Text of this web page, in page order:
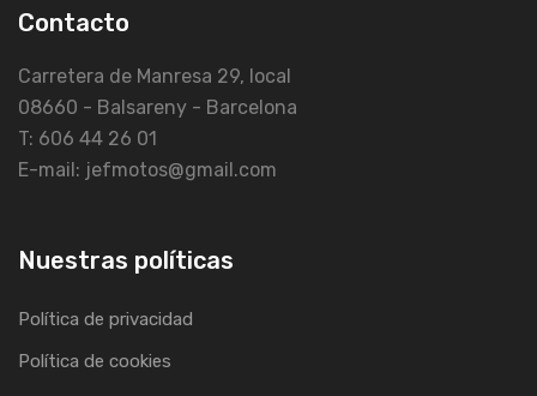
Contacto
Carretera de Manresa 29, local
08660 - Balsareny - Barcelona
T: 606 44 26 01
E-mail: jefmotos@gmail.com
Nuestras políticas
Política de privacidad
Política de cookies